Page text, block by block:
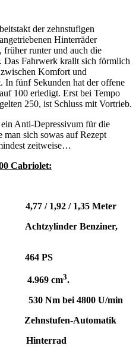
der zehnstufigen
Hinterräder
früher runter und auch die
Fahrwerk krallt sich förmlich
Komfort und
In fünf Sekunden hat der offene
100 erledigt. Erst bei Tempo
250, ist Schluss mit Vortrieb.
Anti-Depressivum für die
man sich sowas auf Rezept
zeitweise…
Cabriolet:
/ 1,92 / 1,35 Meter
Benziner,
PS
cm3.
Nm bei 4800 U/min
Automatik